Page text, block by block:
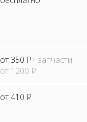
от 350 Р+ запчасти
от 1200 Р
от 410 Р